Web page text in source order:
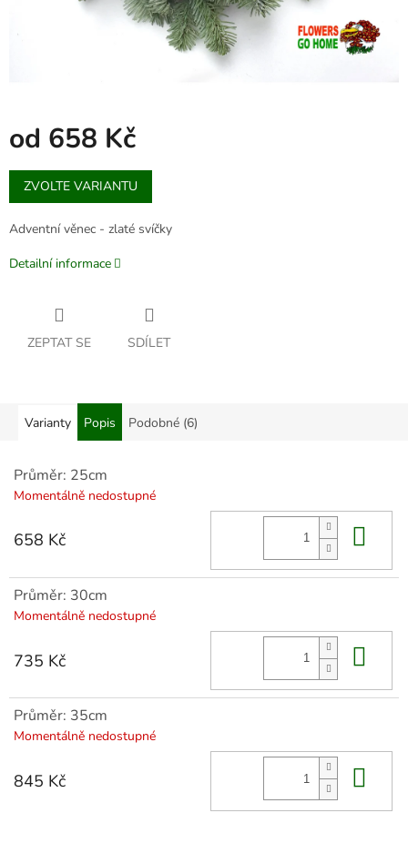
od 658 Kč
Měrná
cena:
ZVOLTE VARIANTU
Adventní věnec - zlaté svíčky
Detailní informace
ZEPTAT SE SDÍLET
Varianty Popis Podobné (6)
Průměr: 25cm
Momentálně nedostupné
658 Kč
Průměr: 30cm
Momentálně nedostupné
735 Kč
Průměr: 35cm
Momentálně nedostupné
845 Kč